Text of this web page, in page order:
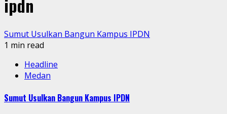
ipdn
Sumut Usulkan Bangun Kampus IPDN
1 min read
Headline
Medan
Sumut Usulkan Bangun Kampus IPDN